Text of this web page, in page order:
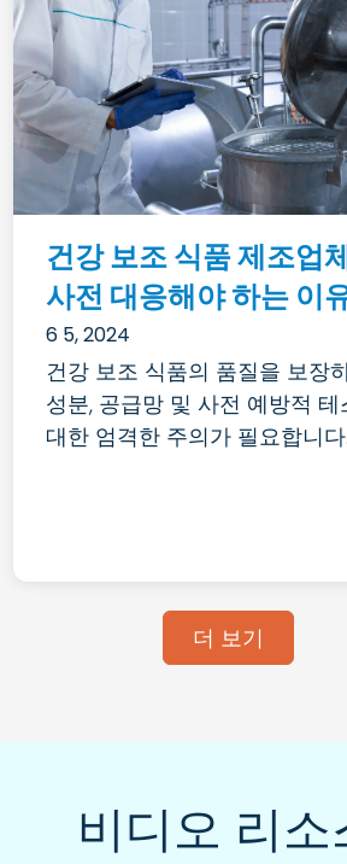
건강 보조 식품 제조업
사전 대응해야 하는 이
6 5, 2024
건강 보조 식품의 품질을 보장
성분, 공급망 및 사전 예방적 테
대한 엄격한 주의가 필요합니다.
더 보기
비디오 리소